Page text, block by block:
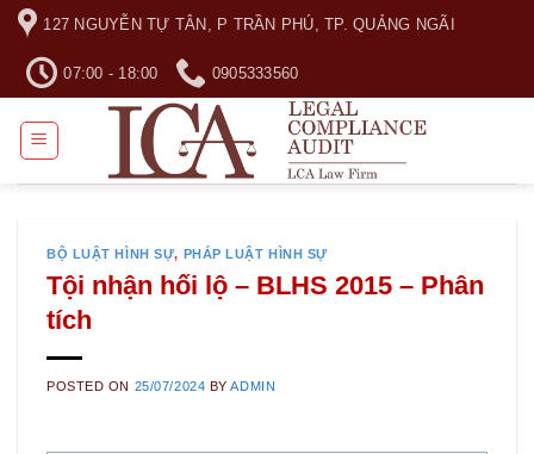
Skip
content
127 NGUYỄN TỰ TÂN, P TRẦN PHÚ, TP. QUẢNG NGÃI
07:00 - 18:00 0905333560
BỘ LUẬT HÌNH SỰ, PHÁP LUẬT HÌNH SỰ
Tội nhận hối lộ – BLHS 2015 – Phân
tích
POSTED ON 25/07/2024 BYADMIN